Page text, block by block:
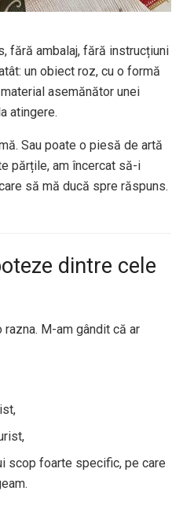
fără ambalaj, fără instrucțiuni
un obiect roz, cu o formă
asemănător unei
atingere.
Sau poate o piesă de artă
părțile, am încercat să-i
să mă ducă spre răspuns.
dintre cele
razna. M-am gândit că ar
scop foarte specific, pe care